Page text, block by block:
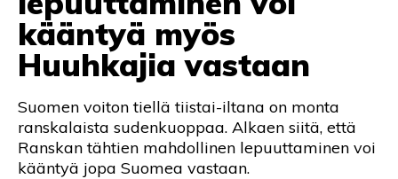
kääntyä myös
Huuhkajia vastaan
Suomen voiton tiellä tiistai-iltana on monta
ranskalaista sudenkuoppaa. Alkaen siitä, että
Ranskan tähtien mahdollinen lepuuttaminen voi
kääntyä jopa Suomea vastaan.
PODCASTIT
KOLUMNIT